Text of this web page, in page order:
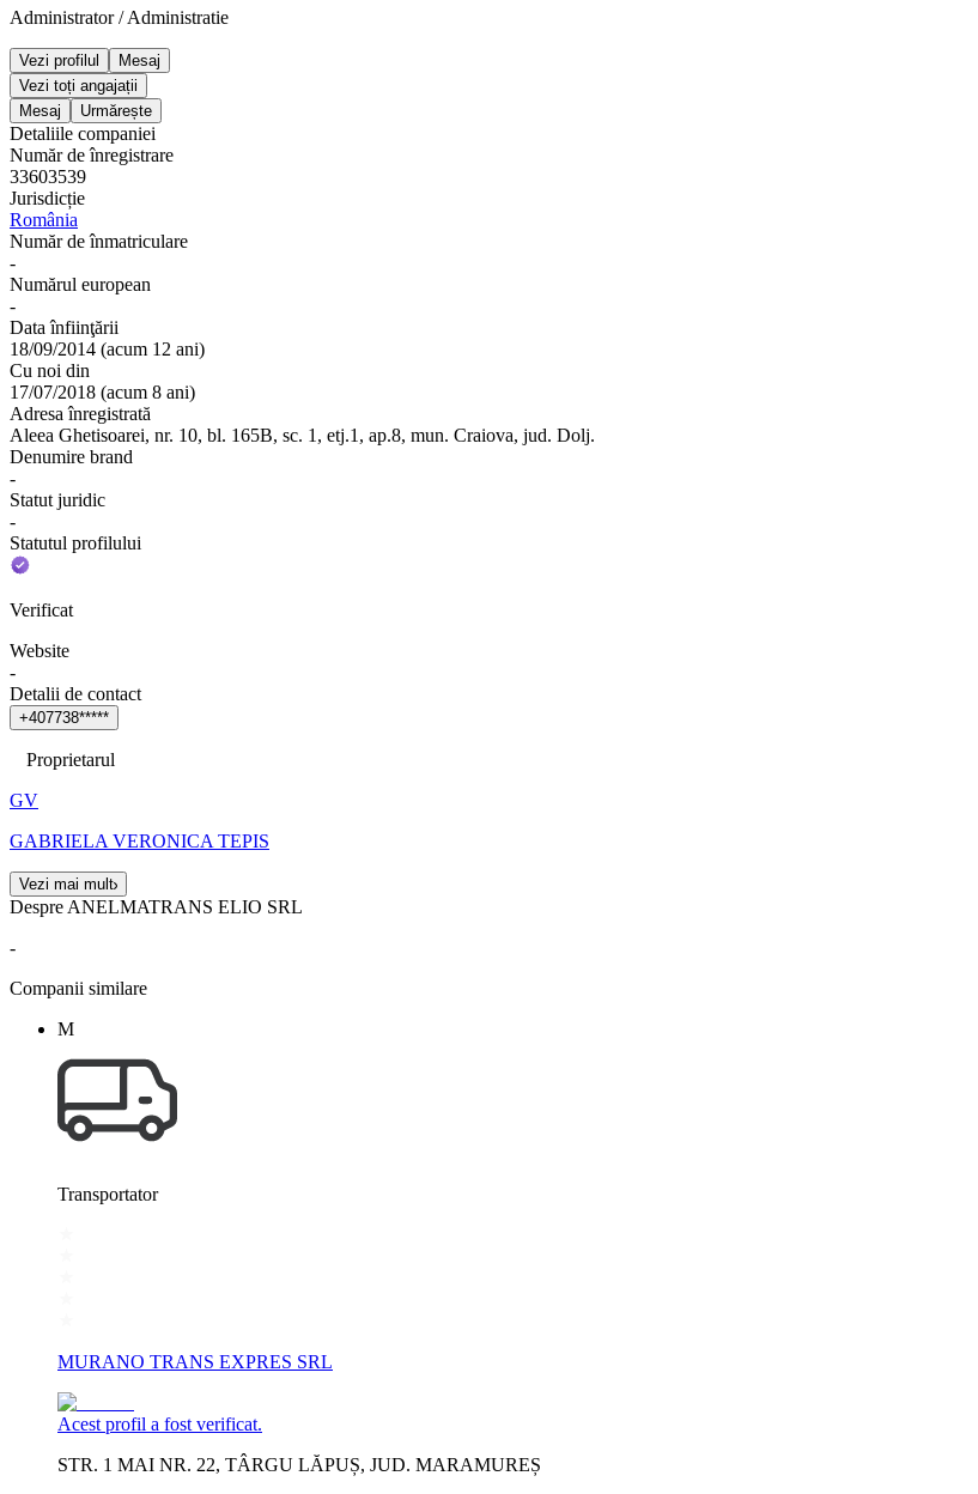
Administrator/Administratie
Vezi profilul
Mesaj
Vezi toți angajații
Mesaj
Urmărește
Detaliile companiei
Număr de înregistrare
33603539
Jurisdicție
România
Număr de înmatriculare
-
Numărul european
-
Data înfiinţării
18/09/2014 (acum 12 ani)
Cu noi din
17/07/2018 (acum 8 ani)
Adresa înregistrată
Aleea Ghetisoarei, nr. 10, bl. 165B, sc. 1, etj.1, ap.8, mun. Craiova, jud. Dolj.
Denumire brand
-
Statut juridic
-
Statutul profilului
Verificat
Website
-
Detalii de contact
+407738*****
Proprietarul
GV
GABRIELA VERONICA TEPIS
Vezi mai mult
Despre ANELMATRANS ELIO SRL
-
Companii similare
M
Transportator
MURANO TRANS EXPRES SRL
Acest profil a fost verificat.
STR. 1 MAI NR. 22, TÂRGU LĂPUȘ, JUD. MARAMUREȘ